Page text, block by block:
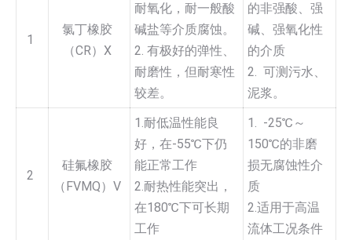
1
氯丁橡胶
（CR）X
耐氧化，耐一般酸
碱盐等介质腐蚀。
2. 有极好的弹性、
耐磨性，但耐寒性
较差。
的非强酸、强
碱、强氧化性
的介质
2. 可测污水、
泥浆。
2
硅氟橡胶
（FVMQ）V
1.耐低温性能良
好，在-55℃下仍
能正常工作
2.耐热性能突出，
在180℃下可长期
工作
1. -25℃～
150℃的非磨
损无腐蚀性介
质
2.适用于高温
流体工况条件